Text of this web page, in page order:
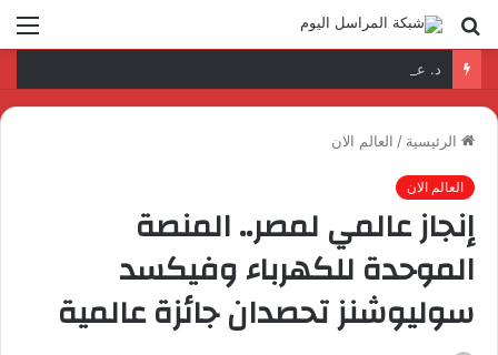
بحث
عن
الرئيسية / العالم الان
العالم الان
إنجاز عالمي لمصر.. المنصة
الموحدة للكهرباء وفيكسد
سوليوشنز تحصدان جائزة عالمية